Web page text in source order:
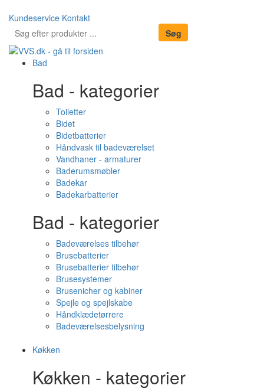
Kundeservice Kontakt
Bad
Bad - kategorier
Toiletter
Bidet
Bidetbatterier
Håndvask til badeværelset
Vandhaner - armaturer
Baderumsmøbler
Badekar
Badekarbatterier
Bad - kategorier
Badeværelses tilbehør
Brusebatterier
Brusebatterier tilbehør
Brusesystemer
Brusenicher og kabiner
Spejle og spejlskabe
Håndklædetørrere
Badeværelsesbelysning
Køkken
Køkken - kategorier